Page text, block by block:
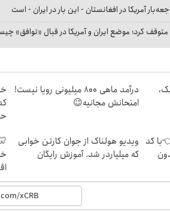
آمریکا در افغانستان - این بار در ایران - است
متوقف کرد؛ موضع ایران و آمریکا در قبال «توافق»
درآمد ماهی 800 میلیونی رویا نیست!
امتحانش مجانیه😉
کد ویدیو هولناک از جوان کارتن خوابی
که میلیاردر شد. آموزش رایگان